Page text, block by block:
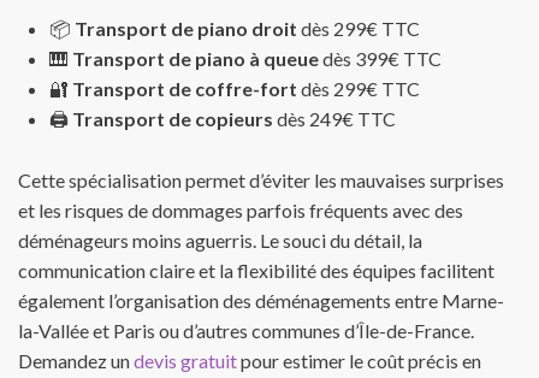
📦 Transport de piano droit dès 299€ TTC
🎹 Transport de piano à queuedès 399€ TTC
🔐 Transport de coffre-fort dès 299€ TTC
🖨️ Transport de copieurs dès 249€ TTC
Cette spécialisation permet d’éviter les mauvaises surprises
et les risques de dommages parfois fréquents avec des
déménageurs moins aguerris. Le souci du détail, la
communication claire et la flexibilité des équipes facilitent
également l’organisation des déménagements entre Marne-
la-Vallée et Paris ou d’autres communes d’Île-de-France.
Demandez undevis gratuitpour estimer le coût précis en